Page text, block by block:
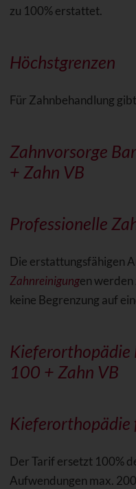
zu 100% erstattet.
Höchstgrenzen
Für Zahnbehandlung
Zahnvorsorge
+ Zahn VB
Professionelle
Die erstattungsfähigen
Zahnreinigungen werden
keine Begrenzung auf
Kieferorthopädie
100 + Zahn VB
Kieferorthopädie
Der Tarif ersetzt 100%
Aufwendungen max.